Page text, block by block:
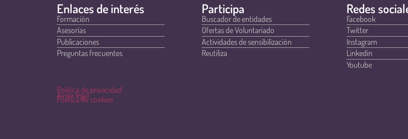
Enlaces de interés
Formación
Asesorías
Publicaciones
Preguntas frecuentes
Política de privacidad
Aviso legal
Política de cookies
Participa
Buscador de entidades
Ofertas de Voluntariado
Actividades de sensibilización
Reutiliza
Redes
Facebook
Twitter
Instagram
Linkedin
Youtube